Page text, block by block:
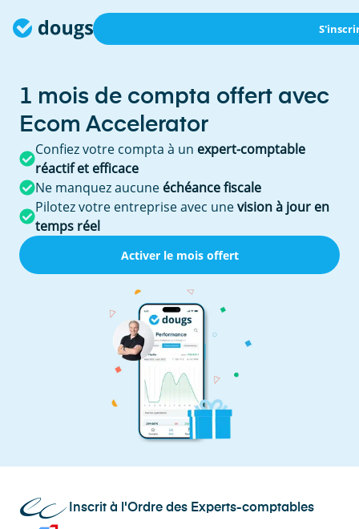
1 mois de compta offert avec
Ecom Accelerator
Confiez votre compta à un expert-comptable
réactif et efficace
Ne manquez aucune échéance fiscale
Pilotez votre entreprise avec unevision à jour en
temps réel
Activer le mois offert
Inscrit à l'Ordre des Experts-comptables